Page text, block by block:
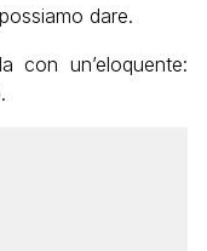
dare.
con un’eloquente: